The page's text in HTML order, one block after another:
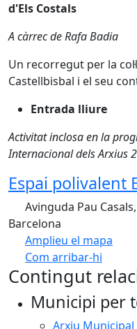
d'Els Costals
A càrrec de Rafa Badia
Un recorregut per la
Castellbisbal i el seu
Entrada lliure
Activitat inclosa en la
Internacional dels Arxius
Espai polivalent
Avinguda Pau
Barcelona
Amplieu el mapa
Com arribar-hi
+
Contingut
Municipi per
Arxiu Municipal